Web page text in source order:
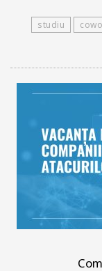
studiu